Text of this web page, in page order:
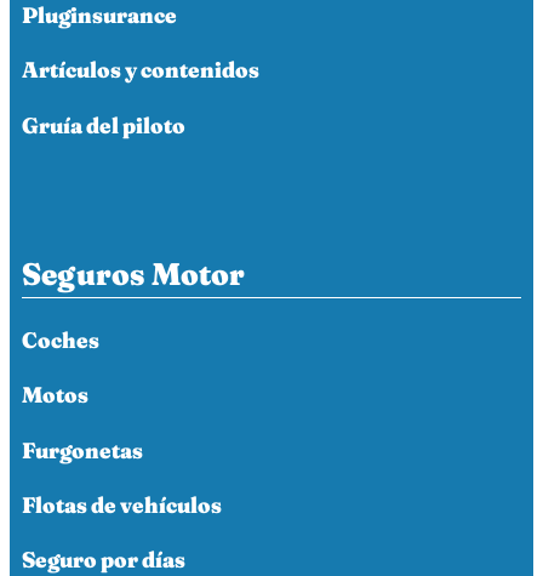
Pluginsurance
Artículos y contenidos
Gruía del piloto
Seguros Motor
Coches
Motos
Furgonetas
Flotas de vehículos
Seguro por días